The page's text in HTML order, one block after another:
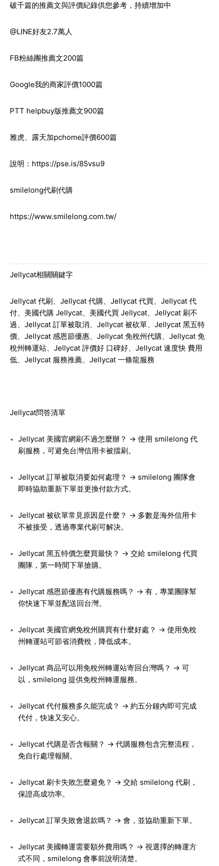
破千篇的推薦文與評價紀錄供您參考，持續增加中
@LINE好友2.7萬人
FB粉絲團推薦文200篇
Google我的商家評價1000篇
PTT helpbuy版推薦文900篇
雅虎、露天加pchome評價600篇
說明： https://pse.is/85vsu9
smilelong代刷代購
https://www.smilelong.com.tw/
Jellycat相關關鍵字
Jellycat 代刷、Jellycat 代購、Jellycat 代買、Jellycat 代
付、美國代購 Jellycat、美國代買 Jellycat、Jellycat 刷不
過、Jellycat 訂單被取消、Jellycat 被砍單、Jellycat 黑五特
價、Jellycat 感恩節優惠、Jellycat 免稅州代購、Jellycat 免
稅州轉運站、Jellycat 評價好 口碑好、Jellycat 速度快 費用
低、Jellycat 服務推薦、Jellycat 一條龍服務
Jellycat問答清單
Jellycat 美國官網刷不過怎麼辦？ → 使用 smilelong 代
刷服務，可避免台灣信用卡被擋刷。
Jellycat 訂單被取消要如何處理？ → smilelong 團隊會
即時協助重新下單並更換付款方式。
Jellycat 被砍單常見原因是什麼？ → 多數是海外信用卡
不被接受，透過專業代刷可解決。
Jellycat 黑五特價怎麼買最快？ → 交給 smilelong 代買
團隊，第一時間下單搶購。
Jellycat 感恩節優惠有代購服務嗎？ → 有，專業團隊幫
你快速下單並配送回台灣。
Jellycat 美國官網免稅州購買有什麼好處？ → 使用免稅
州轉運站可節省消費稅，降低成本。
Jellycat 商品可以用免稅州轉運站寄回台灣嗎？ → 可
以，smilelong 提供免稅州轉運服務。
Jellycat 代付服務多久能完成？ → 約五分鐘內即可完成
代付，快速又安心。
Jellycat 代購是否含報關？ → 代購服務包含完整流程，
免自行處理報關。
Jellycat 刷卡失敗怎麼避免？ → 交給 smilelong 代刷，
保證高成功率。
Jellycat 訂單失敗會退款嗎？ → 會，並協助重新下單。
Jellycat 美國轉運需要額外費用嗎？ → 視選擇的轉運方
式不同，smilelong 會事前說明清楚。